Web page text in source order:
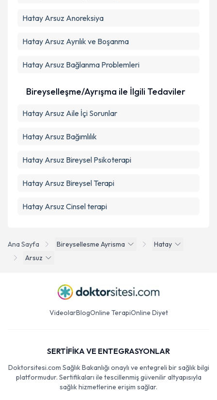
Ana Sayfa Bireysellesme Ayrisma
Hatay
Arsuz
Hatay Arsuz Anoreksiya
Hatay Arsuz Ayrılık ve Boşanma
Hatay Arsuz Bağlanma Problemleri
Bireyselleşme/Ayrışma ile İlgili Tedaviler
Hatay Arsuz Aile İçi Sorunlar
Hatay Arsuz Bağımlılık
Hatay Arsuz Bireysel Psikoterapi
Hatay Arsuz Bireysel Terapi
Hatay Arsuz Cinsel terapi
VideolarBlogOnline TerapiOnline Diyet
SERTİFİKA VE ENTEGRASYONLAR
Doktorsitesi.com Sağlık Bakanlığı onaylı ve entegreli bir sağlık bilgi
platformudur. Sertifikaları ile tescillenmiş güvenilir altyapısıyla
sağlık hizmetlerine erişim sağlar.